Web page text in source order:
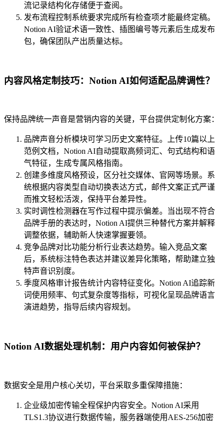
流记录结构化存储便于查阅。
发布流程控制系统要求完成所有检查项才能最终定稿。
Notion AI验证术语一致性、插图编号等元素后生成发布
包，确保团队产出质量达标。
内容风格定制技巧：Notion AI如何适配品牌调性？
保持品牌统一声音是营销内容的关键，平台提供定制化方案：
品牌声音分析模块可学习历史文案特征。上传10篇以上
范例文档，Notion AI自动提取高频词汇、句式结构和语
气特征，生成专属风格指南。
创建多维度风格预设，区分社交媒体、官网等场景。系
统根据内容类型自动切换表达方式，邮件文案正式严谨
而推文轻松活泼，保持平台差异性。
实时调性检测器在写作过程中提示偏差。当出现不符合
品牌手册的表达时，Notion AI提供三种替代方案并解释
调整依据，辅助新人快速掌握要领。
竞争品牌对比功能分析行业表达趋势。输入竞品文案
后，系统标注特色表达并建议差异化策略，帮助建立独
特声音识别度。
季度风格审计报告统计内容特征变化。Notion AI追踪新
词使用频率、句式复杂度等指标，可视化呈现品牌语言
演进趋势，指导后续内容规划。
Notion AI数据处理机制：用户内容如何被保护？
数据安全是用户核心关切，平台采取多重保障措施：
企业级加密传输全程保护内容安全。Notion AI采用
TLS1.3协议进行数据传输，服务器端使用AES-256加密